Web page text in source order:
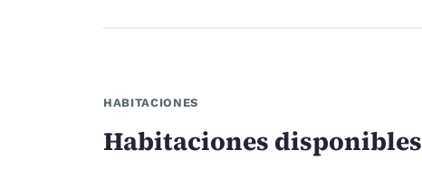
HABITACIONES
Habitaciones disponibles